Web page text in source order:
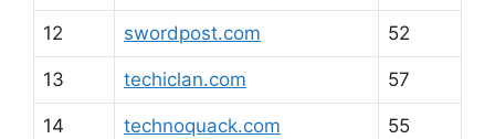
12 swordpost.com 52
13 techiclan.com 57
14 technoquack.com 55